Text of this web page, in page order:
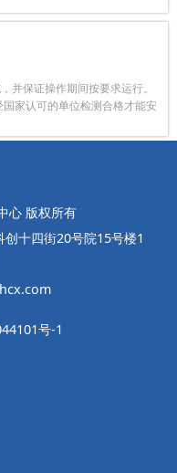
并保证操作期间按要求运行。
家认可的单位检测合格才能安
心 版权所有
十四街20号院15号楼1
号-1